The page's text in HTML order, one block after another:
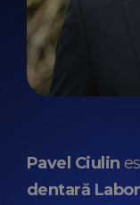
Pavel Ciulin
dentară